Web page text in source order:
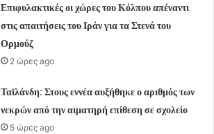
Επιφυλακτικές οι χώρες του Κόλπου απέναντι
στις απαιτήσεις του Ιράν για τα Στενά του
Ορμούζ
2 ώρες ago
Ταϊλάνδη: Στους εννέα αυξήθηκε ο αριθμός των
νεκρών από την αιματηρή επίθεση σε σχολείο
5 ώρες ago